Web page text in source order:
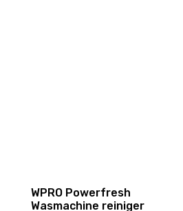
WPRO Powerfresh
Wasmachine reiniger